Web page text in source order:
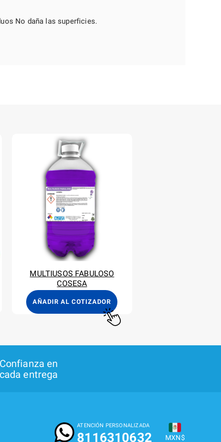
No daña las superficies.
MULTIUSOS FABULOSO
COSESA
AÑADIR AL COTIZADOR
Confianza en
cada entrega
ATENCIÓN PERSONALIZADA
8116310632 MXN$